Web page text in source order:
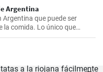
Argentina
Argentina que puede ser
la comida. Lo único que